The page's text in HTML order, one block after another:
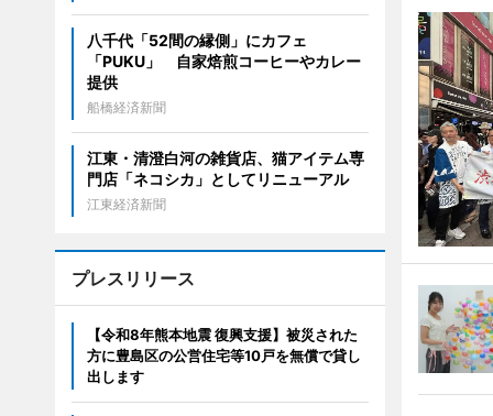
八千代「52間の縁側」にカフェ
「PUKU」 自家焙煎コーヒーやカレー
提供
船橋経済新聞
江東・清澄白河の雑貨店、猫アイテム専
門店「ネコシカ」としてリニューアル
江東経済新聞
プレスリリース
【令和8年熊本地震 復興支援】被災された
方に豊島区の公営住宅等10戸を無償で貸し
出します